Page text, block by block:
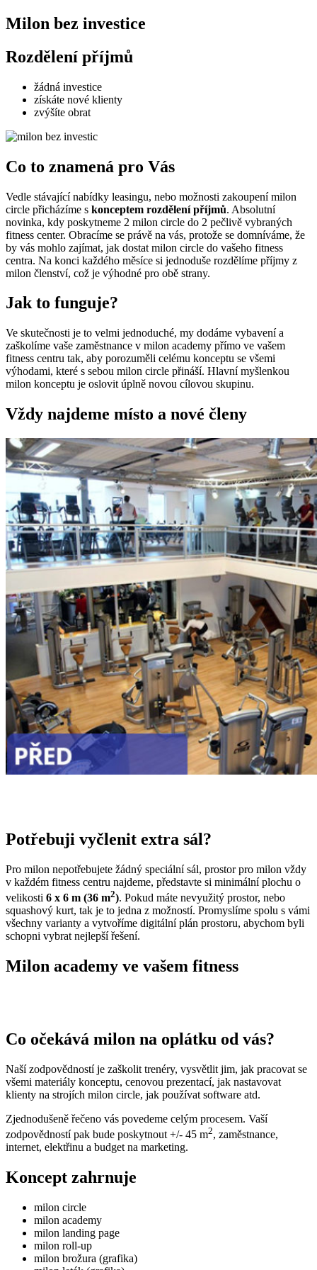
Milon bez investice
Rozdělení příjmů
žádná investice
získáte nové klienty
zvýšíte obrat
Co to znamená pro Vás
Vedle stávající nabídky leasingu, nebo možnosti zakoupení milon
circle přicházíme s konceptem rozdělení příjmů. Absolutní
novinka, kdy poskytneme 2 milon circle do 2 pečlivě vybraných
fitness center. Obracíme se právě na vás, protože se domníváme, že
by vás mohlo zajímat, jak dostat milon circle do vašeho fitness
centra. Na konci každého měsíce si jednoduše rozdělíme příjmy z
milon členství, což je výhodné pro obě strany.
Jak to funguje?
Ve skutečnosti je to velmi jednoduché, my dodáme vybavení a
zaškolíme vaše zaměstnance v milon academy přímo ve vašem
fitness centru tak, aby porozuměli celému konceptu se všemi
výhodami, které s sebou milon circle přináší. Hlavní myšlenkou
milon konceptu je oslovit úplně novou cílovou skupinu.
Vždy najdeme místo a nové členy
Potřebuji vyčlenit extra sál?
Pro milon nepotřebujete žádný speciální sál, prostor pro milon vždy
v každém fitness centru najdeme, představte si minimální plochu o
velikosti 6 x 6 m (36 m2). Pokud máte nevyužitý prostor, nebo
squashový kurt, tak je to jedna z možností. Promyslíme spolu s vámi
všechny varianty a vytvoříme digitální plán prostoru, abychom byli
schopni vybrat nejlepší řešení.
Milon academy ve vašem fitness
Co očekává milon na oplátku od vás?
Naší zodpovědností je zaškolit trenéry, vysvětlit jim, jak pracovat se
všemi materiály konceptu, cenovou prezentací, jak nastavovat
klienty na strojích milon circle, jak používat software atd.
Zjednodušeně řečeno vás povedeme celým procesem. Vaší
zodpovědností pak bude poskytnout +/- 45 m2, zaměstnance,
internet, elektřinu a budget na marketing.
Koncept zahrnuje
milon circle
milon academy
milon landing page
milon roll-up
milon brožura (grafika)